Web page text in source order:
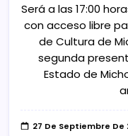
Será a las 17:00
con acceso libre
de Cultura de
segunda
Estado de
27 De Septiembre De